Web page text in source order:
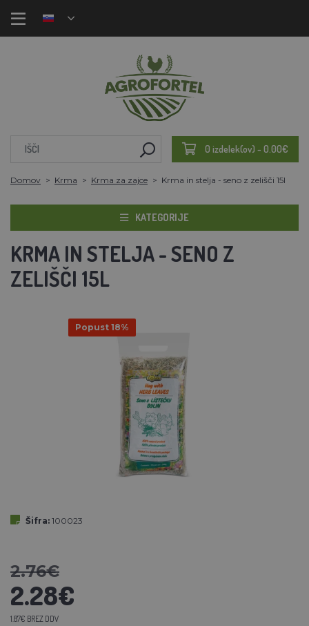
0 izdelek(ov) - 0.00€
Domov Krma Krma za zajce Krma in stelja - seno z zelišči 15l
KATEGORIJE
KRMA IN STELJA - SENO Z
ZELIŠČI 15L
Popust 18%
Šifra: 100023
2.76€
2.28€
1.87€ BREZ DDV